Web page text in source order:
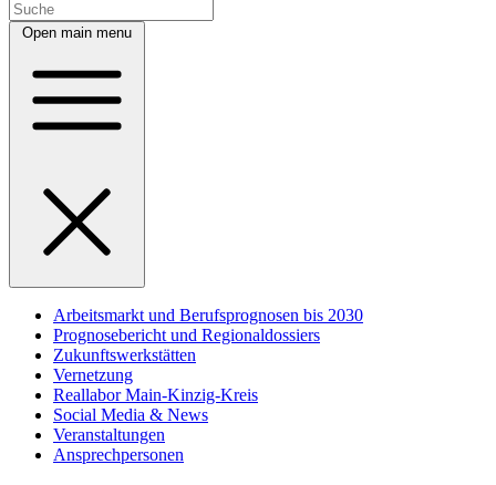
Open main menu
Arbeitsmarkt und Berufsprognosen bis 2030
Prognosebericht und Regionaldossiers
Zukunftswerkstätten
Vernetzung
Reallabor Main-Kinzig-Kreis
Social Media & News
Veranstaltungen
Ansprechpersonen